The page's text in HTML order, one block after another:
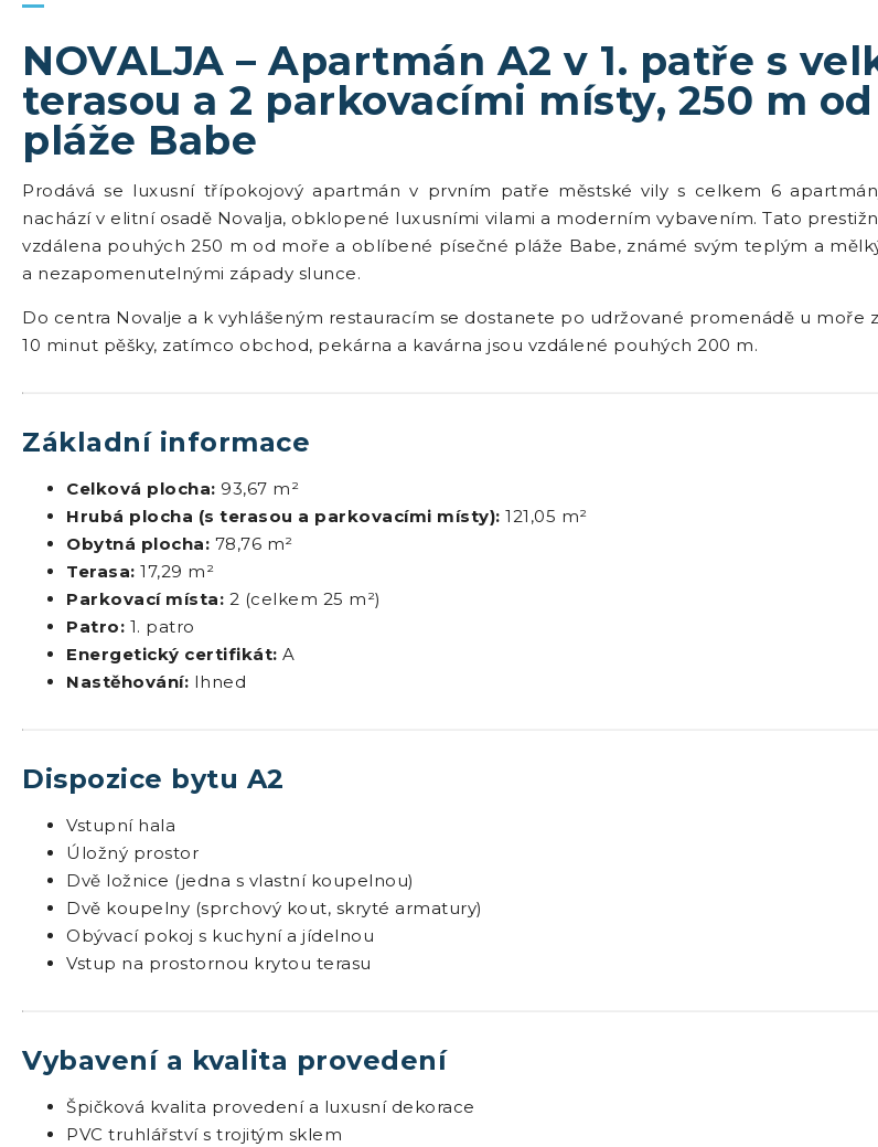
NOVALJA – Apartmán A2 v 1. patře s
terasou a 2 parkovacími místy, 250 m od
pláže Babe
Prodává se luxusní třípokojový apartmán v prvním patře městské vily s celkem 6
nachází v elitní osadě Novalja, obklopené luxusními vilami a moderním vybavením. Tato
vzdálena pouhých 250 m od moře a oblíbené písečné pláže Babe, známé svým teplým a
a nezapomenutelnými západy slunce.
Do centra Novalje a k vyhlášeným restauracím se dostanete po udržované promenádě u moře
10 minut pěšky, zatímco obchod, pekárna a kavárna jsou vzdálené pouhých 200 m.
Základní informace
Celková plocha: 93,67 m²
Hrubá plocha (s terasou a parkovacími místy): 121,05 m²
Obytná plocha: 78,76 m²
Terasa: 17,29 m²
Parkovací místa: 2 (celkem 25 m²)
Patro: 1. patro
Energetický certifikát: A
Nastěhování: Ihned
Dispozice bytu A2
Vstupní hala
Úložný prostor
Dvě ložnice (jedna s vlastní koupelnou)
Dvě koupelny (sprchový kout, skryté armatury)
Obývací pokoj s kuchyní a jídelnou
Vstup na prostornou krytou terasu
Vybavení a kvalita provedení
Špičková kvalita provedení a luxusní dekorace
PVC truhlářství s trojitým sklem